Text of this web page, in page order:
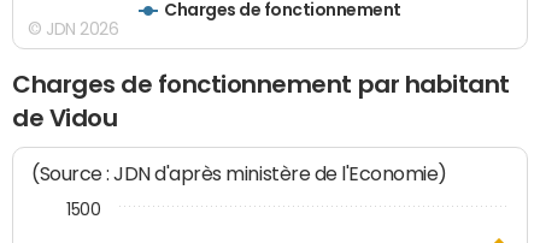
Charges de fonctionnement
© JDN 2026
Charges de fonctionnement par habitant
de Vidou
(Source : JDN d'après ministère de l'Economie)
1500